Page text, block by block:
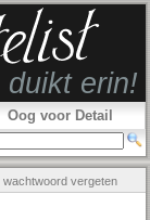
Oog voor Detail
wachtwoord vergeten